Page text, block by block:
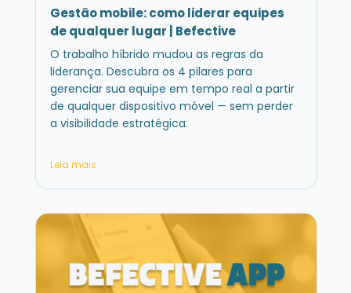
Gestão mobile: como liderar equipes
de qualquer lugar | Befective
O trabalho híbrido mudou as regras da
liderança. Descubra os 4 pilares para
gerenciar sua equipe em tempo real a partir
de qualquer dispositivo móvel — sem perder
a visibilidade estratégica.
Leia mais